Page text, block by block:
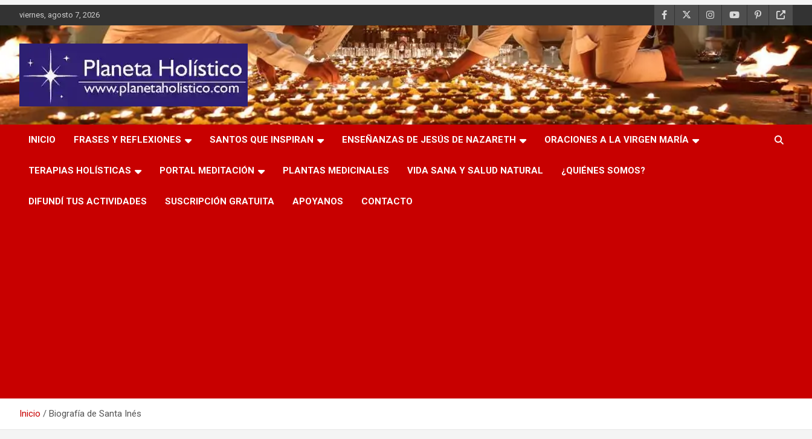
al
contenido
viernes, agosto 7, 2026
Planeta Holístico
Difusión de espiritualidad, terapias alternativas holísticas,
cursos, talleres y seminarios
INICIO
FRASES Y REFLEXIONES SANTOS QUE INSPIRAN ENSEÑANZAS DE JESÚS DE NAZARETH ORACIONES A LA VIRGEN MARÍA
TERAPIAS HOLÍSTICAS PORTAL MEDITACIÓN PLANTAS MEDICINALES VIDA SANA Y SALUD NATURAL ¿QUIÉNES SOMOS?
DIFUNDÍ TUS ACTIVIDADES SUSCRIPCIÓN GRATUITA APOYANOS CONTACTO
Inicio Biografía de Santa Inés